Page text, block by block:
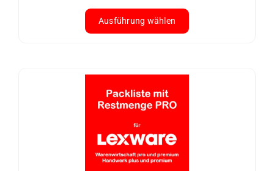
Bewertet
mit4.00
von 5
Ausführung wählen
weist
mehrere
Varianten
Optionen